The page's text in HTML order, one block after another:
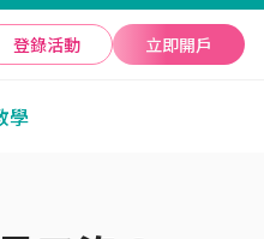
登錄活動 立即開戶
學